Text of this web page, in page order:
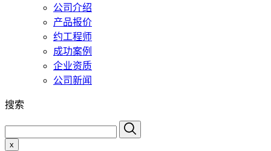
公司介绍
产品报价
约工程师
成功案例
企业资质
公司新闻
搜索
x